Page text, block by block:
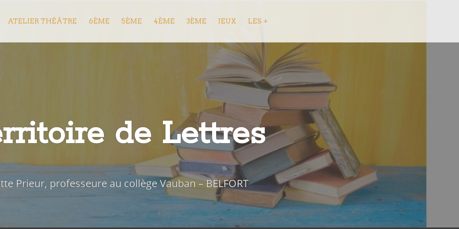
ATELIER THÉÂTRE 6ÈME 5ÈME 4ÈME 3ÈME JEUX LES +
de Lettres
Prieur, professeure au collège Vauban – BELFORT